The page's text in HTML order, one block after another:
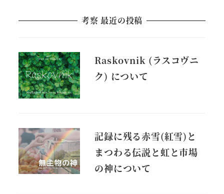
考察 最近の投稿
Raskovnik (ラスコヴニ
ク) について
記録に残る赤雪(紅雪)と
まつわる伝説と虹と市場
の神について